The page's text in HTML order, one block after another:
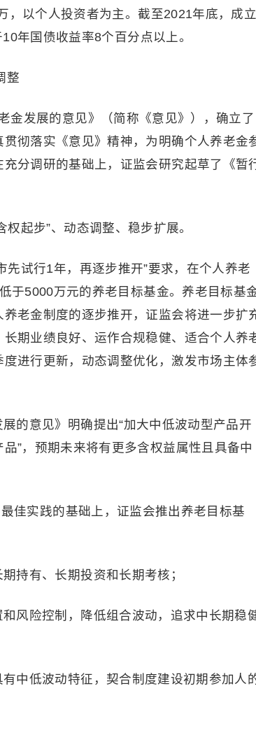
，以个人投资者为主。截至2021年底，成立
年国债收益率8个百分点以上。
整
金发展的意见》（简称《意见》），确立了
彻落实《意见》精神，为明确个人养老金
分调研的基础上，证监会研究起草了《暂
起步”、动态调整、稳步扩展。
试行1年，再逐步推开”要求，在个人养老
于5000万元的养老目标基金。养老目标基
老金制度的逐步推开，证监会将进一步扩
期业绩良好、运作合规稳健、适合个人养
进行更新，动态调整优化，激发市场主体
的意见》明确提出“加大中低波动型产品开
”，预期未来将有更多含权益属性且具备中
佳实践的基础上，证监会推出养老目标基
持有、长期投资和长期考核；
风险控制，降低组合波动，追求中长期稳
中低波动特征，契合制度建设初期参加人